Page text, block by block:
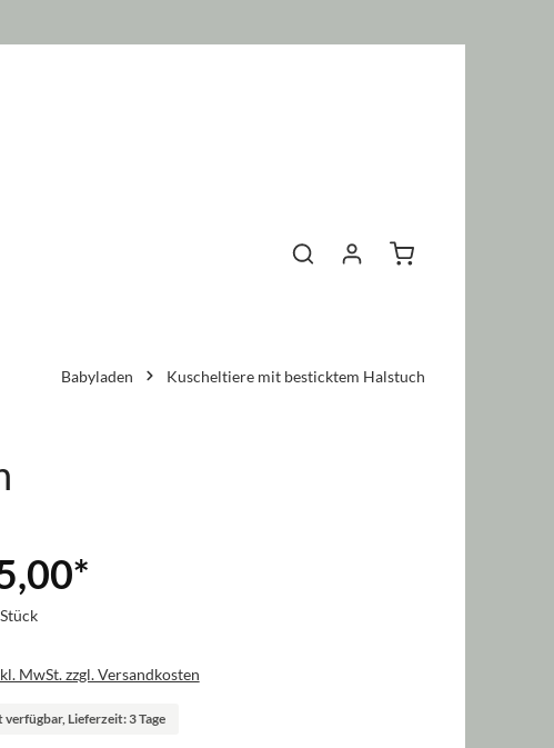
Warenkorb enthält 0
Babyladen Kuscheltiere mit besticktem Halstuch
*
MwSt. zzgl. Versandkosten
verfügbar, Lieferzeit: 3 Tage